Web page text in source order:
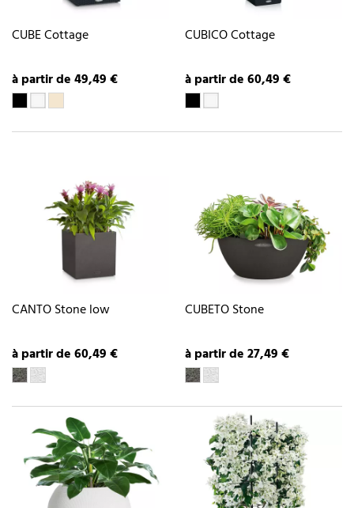
CUBE Cottage
à partir de 49,49 €
CUBICO Cottage
à partir de 60,49 €
CANTO Stone low
à partir de 60,49 €
CUBETO Stone
à partir de 27,49 €